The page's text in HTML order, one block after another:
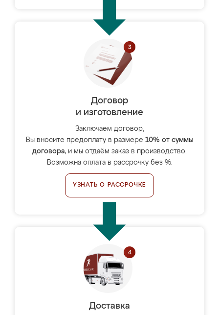
Договор
и изготовление
Заключаем договор,
Вы вносите предоплату в размере 10% от суммы
договора, и мы отдаём заказ в производство.
Возможна оплата в рассрочку без %.
УЗНАТЬ О РАССРОЧКЕ
Доставка